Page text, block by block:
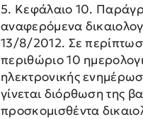
5. Κεφάλαιο 10.
αναφερόμενα
13/8/2012. Σε
περιθώριο 10
ηλεκτρονικής
γίνεται διόρθωση της
προσκομισθέντα